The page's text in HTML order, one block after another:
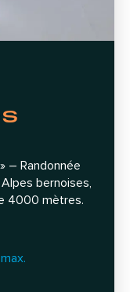
– Randonnée
bernoises,
4000 mètres.